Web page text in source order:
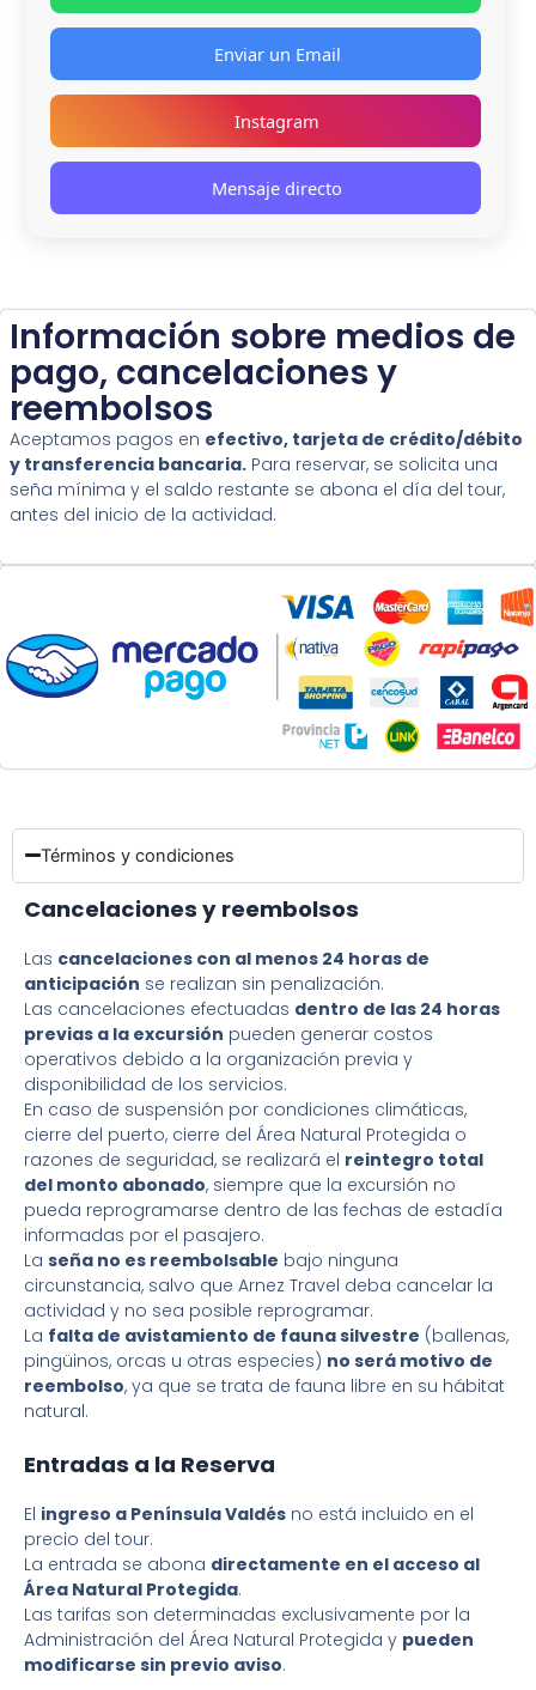
Enviar un Email
Instagram
Mensaje directo
Información sobre medios de
pago, cancelaciones y
reembolsos
Aceptamos pagos en efectivo, tarjeta de crédito/débito
y transferencia bancaria. Para reservar, se solicita una
seña mínima y el saldo restante se abona el día del tour,
antes del inicio de la actividad.
Términos y condiciones
Cancelaciones y reembolsos
Las cancelaciones con al menos 24 horas de
anticipación se realizan sin penalización.
Las cancelaciones efectuadas dentro de las 24 horas
previas a la excursión pueden generar costos
operativos debido a la organización previa y
disponibilidad de los servicios.
En caso de suspensión por condiciones climáticas,
cierre del puerto, cierre del Área Natural Protegida o
razones de seguridad, se realizará el reintegro total
del monto abonado, siempre que la excursión no
pueda reprogramarse dentro de las fechas de estadía
informadas por el pasajero.
La seña no es reembolsable bajo ninguna
circunstancia, salvo que Arnez Travel deba cancelar la
actividad y no sea posible reprogramar.
La falta de avistamiento de fauna silvestre (ballenas,
pingüinos, orcas u otras especies) no será motivo de
reembolso, ya que se trata de fauna libre en su hábitat
natural.
Entradas a la Reserva
El ingreso a Península Valdés no está incluido en el
precio del tour.
La entrada se abona directamente en el acceso al
Área Natural Protegida.
Las tarifas son determinadas exclusivamente por la
Administración del Área Natural Protegida y pueden
modificarse sin previo aviso.